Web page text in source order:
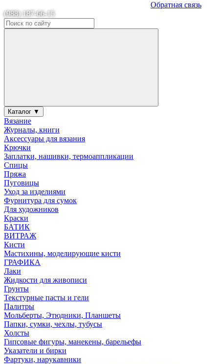
Обратная связь
(988) 187-66-15
Каталог ▼
Вязание
Журналы, книги
Аксессуары для вязания
Крючки
Заплатки, нашивки, термоаппликации
Спицы
Пряжа
Пуговицы
Уход за изделиями
Фурнитура для сумок
Для художников
Краски
БАТИК
ВИТРАЖ
Кисти
Мастихины, моделирующие кисти
ГРАФИКА
Лаки
Жидкости для живописи
Грунты
Текстурные пасты и гели
Палитры
Мольберты, Этюдники, Планшеты
Папки, сумки, чехлы, тубусы
Холсты
Гипсовые фигуры, манекены, барельефы
Указатели и бирки
Фартуки, нарукавники